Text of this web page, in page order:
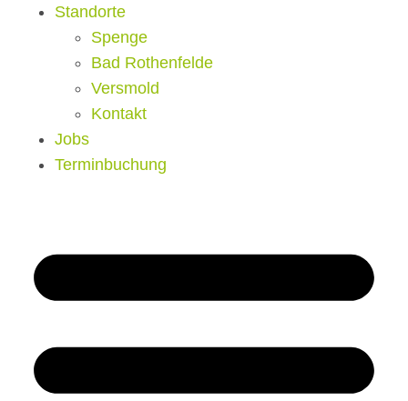
Standorte
Spenge
Bad Rothenfelde
Versmold
Kontakt
Jobs
Terminbuchung